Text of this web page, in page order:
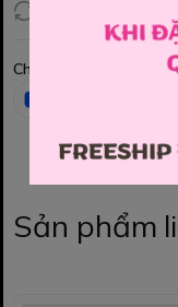
Chia sẻ
Sản phẩm